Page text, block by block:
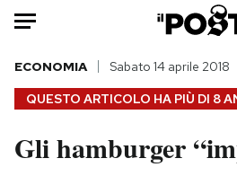
Auto
HOME
Italia
QUESTO ARTICOLO HA PIÙ DI 8
ECONOMIA Sabato 14 aprile 2018
Gli hamburger